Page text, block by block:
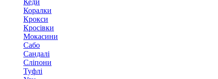
Кеди
Коралки
Крокси
Кросівки
Мокасини
Сабо
Сандалі
Сліпони
Туфлі